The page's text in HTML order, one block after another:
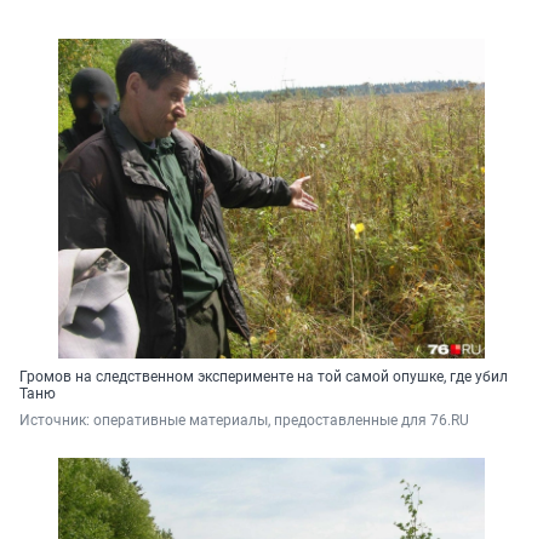
Громов на следственном эксперименте на той самой опушке, где убил
Таню
Источник: оперативные материалы, предоставленные для 76.RU